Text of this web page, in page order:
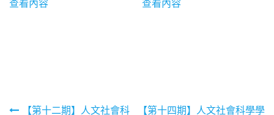
查看內容 查看內容
文
【第十二期】人文社會科
【第十四期】人文社會科學學